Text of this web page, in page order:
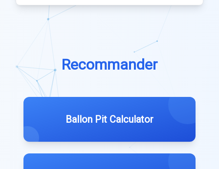
Recommander
Ballon Pit Calculator